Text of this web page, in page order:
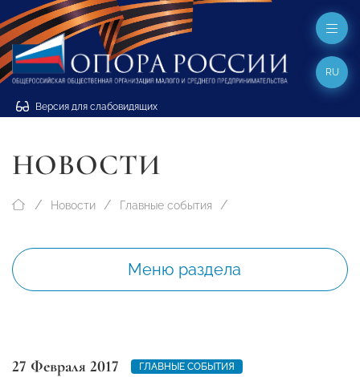
Версия для слабовидящих
RU
НОВОСТИ
Новости Главные события
Меню раздела
27 Февраля 2017 ГЛАВНЫЕ СОБЫТИЯ